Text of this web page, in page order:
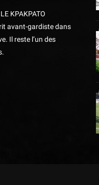
KPAKPATO
avant-gardiste dans
Il reste l’un des